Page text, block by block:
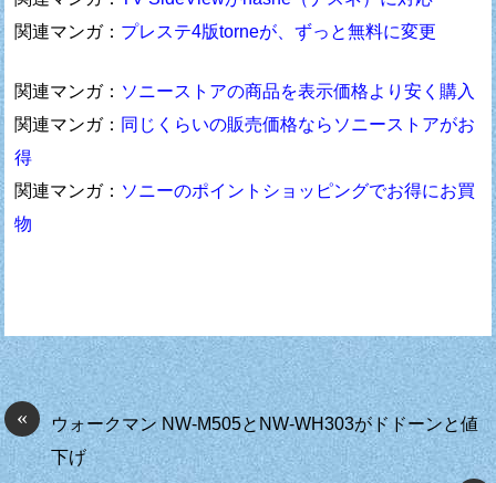
関連マンガ： プレステ4版torneが、ずっと無料に変更
関連マンガ： ソニーストアの商品を表示価格より安く購入
関連マンガ： 同じくらいの販売価格ならソニーストアがお
得
関連マンガ： ソニーのポイントショッピングでお得にお買
物
«
ウォークマン NW-M505とNW-WH303がドドーンと値
下げ